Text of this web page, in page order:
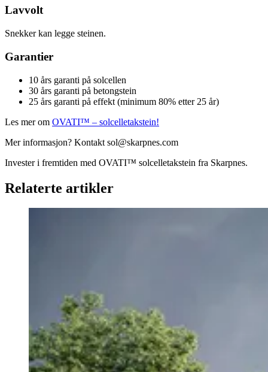
Lavvolt
Snekker kan legge steinen.
Garantier
10 års garanti på solcellen
30 års garanti på betongstein
25 års garanti på effekt (minimum 80% etter 25 år)
Les mer om OVATI™ – solcelletakstein!
Mer informasjon? Kontakt sol@skarpnes.com
Invester i fremtiden med OVATI™ solcelletakstein fra Skarpnes.
Relaterte artikler